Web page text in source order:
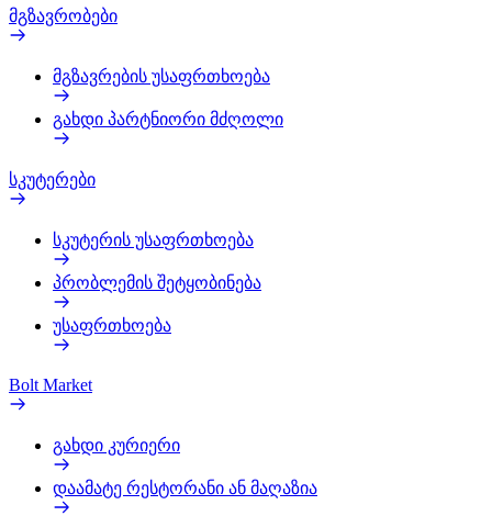
მგზავრობები
მგზავრების უსაფრთხოება
გახდი პარტნიორი მძღოლი
სკუტერები
სკუტერის უსაფრთხოება
პრობლემის შეტყობინება
უსაფრთხოება
Bolt Market
გახდი კურიერი
დაამატე რესტორანი ან მაღაზია